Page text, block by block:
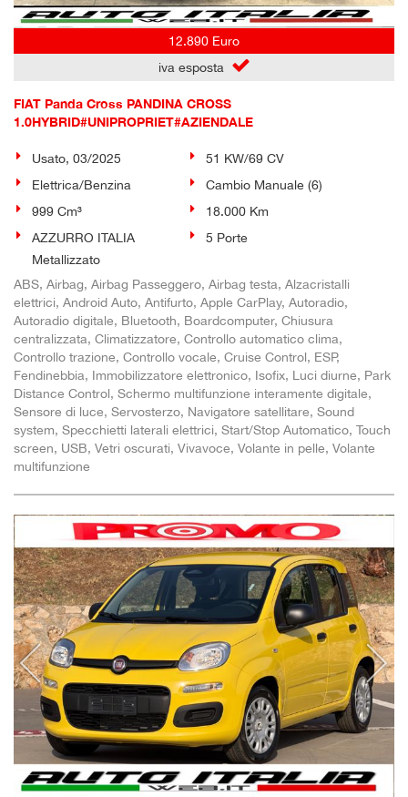
12.890 Euro
iva esposta
FIAT Panda Cross PANDINA CROSS
1.0HYBRID#UNIPROPRIET#AZIENDALE
Usato, 03/2025
51 KW/69 CV
Elettrica/Benzina
Cambio Manuale (6)
999 Cm³
18.000 Km
AZZURRO ITALIA
Metallizzato
5 Porte
ABS, Airbag, Airbag Passeggero, Airbag testa, Alzacristalli
elettrici, Android Auto, Antifurto, Apple CarPlay, Autoradio,
Autoradio digitale, Bluetooth, Boardcomputer, Chiusura
centralizzata, Climatizzatore, Controllo automatico clima,
Controllo trazione, Controllo vocale, Cruise Control, ESP,
Fendinebbia, Immobilizzatore elettronico, Isofix, Luci diurne, Park
Distance Control, Schermo multifunzione interamente digitale,
Sensore di luce, Servosterzo, Navigatore satellitare, Sound
system, Specchietti laterali elettrici, Start/Stop Automatico, Touch
screen, USB, Vetri oscurati, Vivavoce, Volante in pelle, Volante
multifunzione